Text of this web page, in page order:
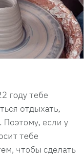
году тебе
отдыхать,
Поэтому, если у
тебе
чтобы сделать